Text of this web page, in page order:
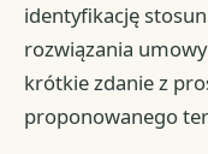
identyfikację
rozwiązania
krótkie zdanie z
proponowanego